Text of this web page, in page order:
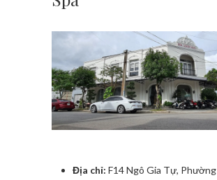
Địa chỉ: F14 Ngô Gia Tự,